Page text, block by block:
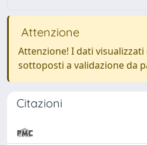
Attenzione
Attenzione! I dati
sottoposti a validazione da
Citazioni